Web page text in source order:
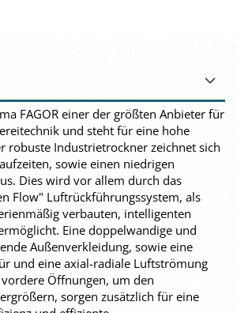
FAGOR einer der größten Anbieter für
und steht für eine hohe
robuste Industrietrockner zeichnet sich
sowie einen niedrigen
Dies wird vor allem durch das
Flow" Luftrückführungssystem, als
verbauten, intelligenten
Eine doppelwandige und
Außenverkleidung, sowie eine
und eine axial-radiale Luftströmung
Öffnungen, um den
sorgen zusätzlich für eine